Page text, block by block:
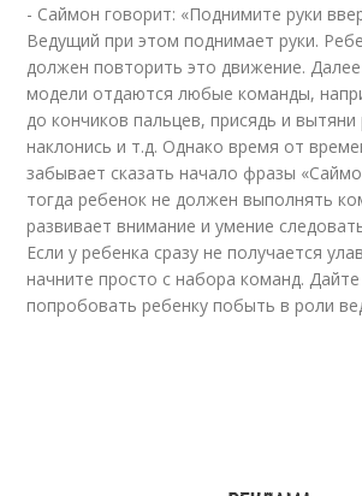
- Саймон говорит: «Поднимите руки
Ведущий при этом поднимает руки.
должен повторить это движение.
модели отдаются любые команды,
до кончиков пальцев, присядь и вытяни
наклонись и т.д. Однако время от
забывает сказать начало фразы
тогда ребенок не должен выполнять
развивает внимание и умение
Если у ребенка сразу не получается
начните просто с набора команд.
попробовать ребенку побыть в роли